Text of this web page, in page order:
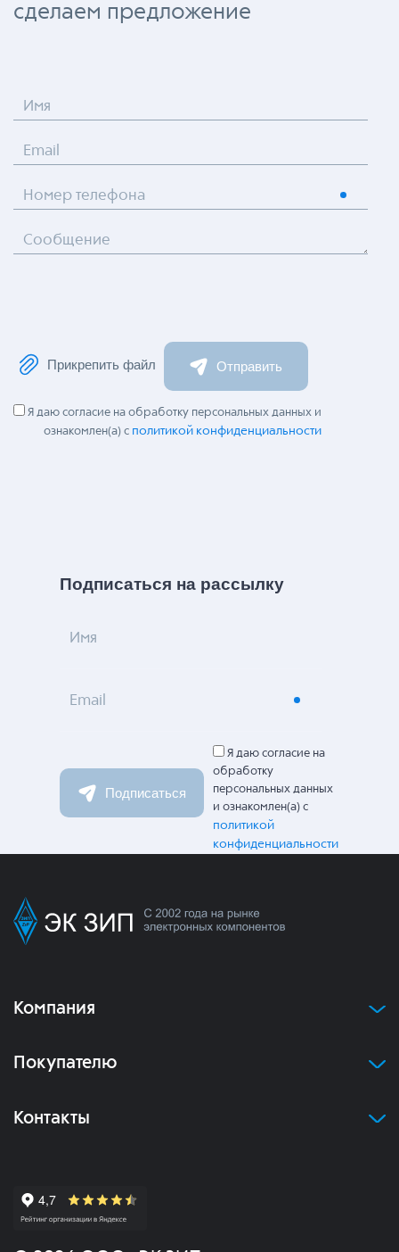
сделаем предложение
Имя
Email
Номер телефона
Сообщение
Прикрепить файл Отправить
Я даю согласие на обработку персональных данных и
ознакомлен(а) с политикой конфиденциальности
Подписаться на рассылку
Имя
Email
Подписаться
Я даю согласие на
обработку
персональных данных
и ознакомлен(а) с
политикой
конфиденциальности
Компания
Покупателю
Контакты